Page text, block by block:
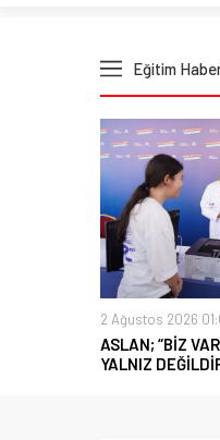
Eğitim
2 Ağustos 2026
ASLAN; “BİZ
YALNIZ